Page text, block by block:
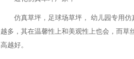
仿真草坪，足球场草坪， 幼儿园专用
越多，其在温馨性上和美观性上也会，而草
高越好。